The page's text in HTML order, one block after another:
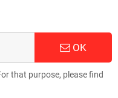
OK
that purpose, please find